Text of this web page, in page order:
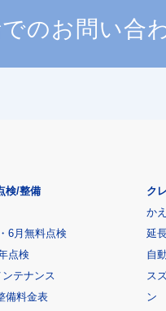
のお問い合
検/整備
6月無料点検
点検
テナンス
備料金表
ク
か
延
自
ス
ン